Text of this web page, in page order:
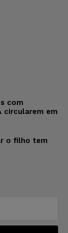
com
circularem em
o filho tem